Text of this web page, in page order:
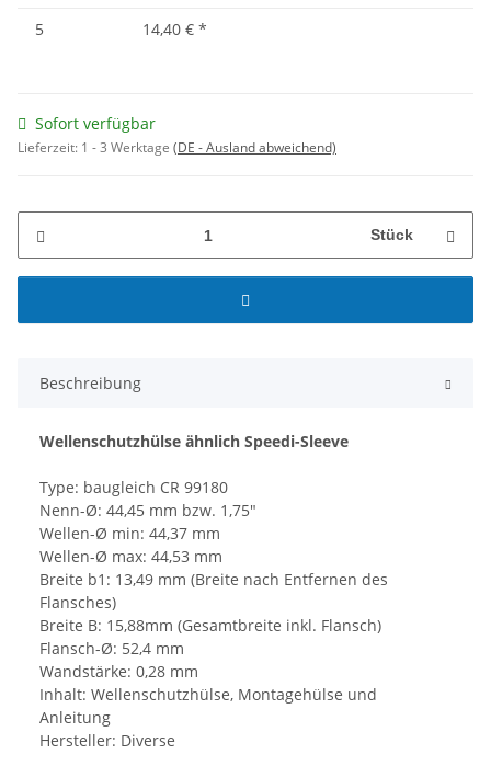
5
14,40 € *
Sofort verfügbar
Lieferzeit: 1 - 3 Werktage (DE - Ausland abweichend)
Stück
Beschreibung
Wellenschutzhülse ähnlich Speedi-Sleeve
Type: baugleich CR 99180
Nenn-Ø: 44,45 mm bzw. 1,75"
Wellen-Ø min: 44,37 mm
Wellen-Ø max: 44,53 mm
Breite b1: 13,49 mm (Breite nach Entfernen des
Flansches)
Breite B: 15,88mm (Gesamtbreite inkl. Flansch)
Flansch-Ø: 52,4 mm
Wandstärke: 0,28 mm
Inhalt: Wellenschutzhülse, Montagehülse und
Anleitung
Hersteller: Diverse